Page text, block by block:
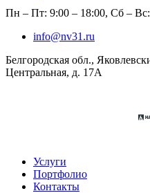
Пн – Пт: 9:00 – 18:00, Сб –
info@nv31.ru
Белгородская обл.,
Центральная, д. 17А
Услуги
Портфолио
Контакты